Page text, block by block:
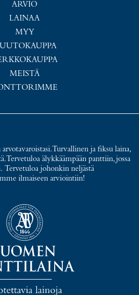
ARVIO
LAINAA
MYY
MEISTÄ
Turvallinen ja fiksu laina,
Tervetuloa älykkäämpään panttiin, jossa
Tervetuloa johonkin neljästä
ilmaiseen arviointiin!